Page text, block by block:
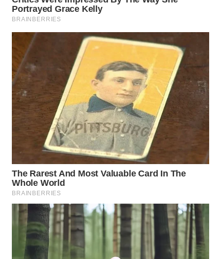
SULUT
WN
MALUKU
WN
MALUT
WN
DAIRI
DANAU
WN
NIAS
WN
LANGKAT